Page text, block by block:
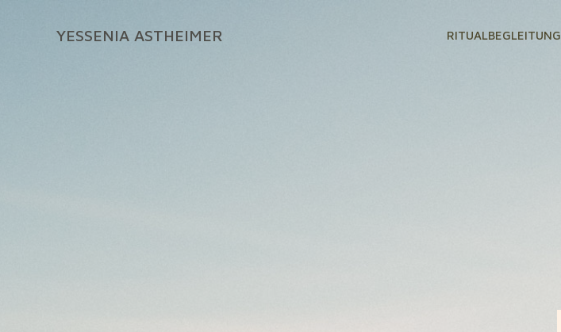
YESSENIA ASTHEIMER RITUALBEGLEITUNG